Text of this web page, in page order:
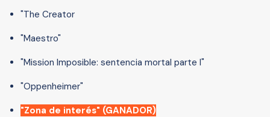
"The Creator
"Maestro"
"Mission Imposible: sentencia mortal parte I"
"Oppenheimer"
"Zona de interés" (GANADOR)